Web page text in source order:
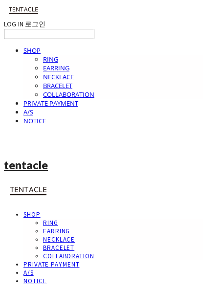
LOG IN 로그인
SHOP
RING
EARRING
NECKLACE
BRACELET
COLLABORATION
PRIVATE PAYMENT
A/S
NOTICE
tentacle
SHOP
RING
EARRING
NECKLACE
BRACELET
COLLABORATION
PRIVATE PAYMENT
A/S
NOTICE